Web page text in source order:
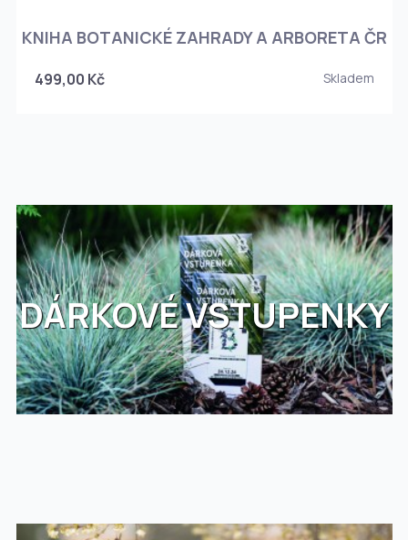
KNIHA BOTANICKÉ ZAHRADY A ARBORETA ČR
499,00 Kč Skladem
DÁRKOVÉ VSTUPENKY